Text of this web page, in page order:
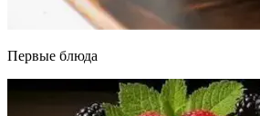
Первые блюда